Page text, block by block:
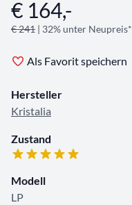
Angebotsinformationen
€ 164,-
€ 241 | 32% unter Neupreis*
Als Favorit speichern
Hersteller
Kristalia
Zustand
Modell
LP